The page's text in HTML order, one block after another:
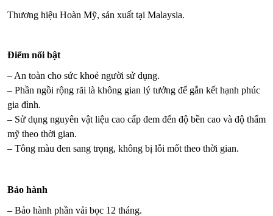
Thương hiệu Hoàn Mỹ, sản xuất tại Malaysia.
Điểm nổi bật
– An toàn cho sức khoẻ người sử dụng.
– Phần ngồi rộng rãi là không gian lý tưởng để gắn kết hạnh phúc
gia đình.
– Sử dụng nguyên vật liệu cao cấp đem đến độ bền cao và độ thẩm
mỹ theo thời gian.
– Tông màu đen sang trọng, không bị lỗi mốt theo thời gian.
Bảo hành
– Bảo hành phần vải bọc 12 tháng.